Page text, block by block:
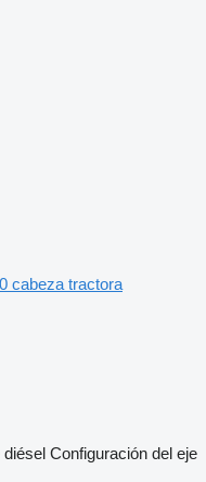
cabeza tractora
diésel Configuración del eje